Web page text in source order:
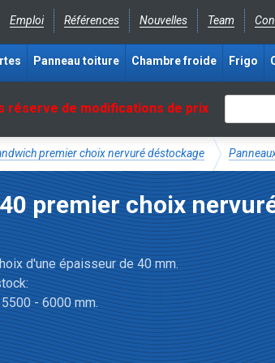
Emploi Références Nouvelles Team
réserve de modifications de prix
Panneau toiture Chambre froide Frigo
premier choix nervuré déstockage
premier choix
d'une épaisseur de 40 mm.
- 6000 mm.
en premier choix